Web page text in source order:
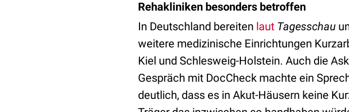
Rehakliniken besonders betroffen
In Deutschland bereiten laut Tagesschau
weitere medizinische Einrichtungen
Kiel und Schlesweig-Holstein. Auch die
Gespräch mit DocCheck machte ein
deutlich, dass es in Akut-Häusern keine